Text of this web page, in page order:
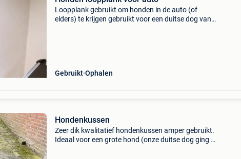
Loopplank gebruikt om honden in de auto (of
elders) te krijgen gebruikt voor een duitse dog van
Gebruikt Ophalen
Hondenkussen
Zeer dik kwalitatief hondenkussen amper gebruikt.
Ideaal voor een grote hond (onze duitse dog ging er